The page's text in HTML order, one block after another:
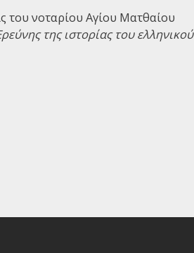
του νοταρίου Αγίου Ματθαίου
της ιστορίας του ελληνικού